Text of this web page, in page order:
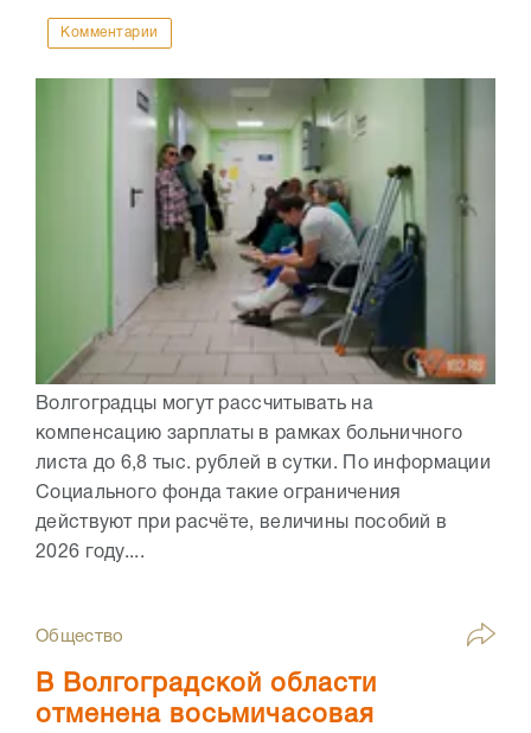
Комментарии
Волгоградцы могут рассчитывать на
компенсацию зарплаты в рамках больничного
листа до 6,8 тыс. рублей в сутки. По информации
Социального фонда такие ограничения
действуют при расчёте, величины пособий в
2026 году....
Общество
В Волгоградской области
отменена восьмичасовая